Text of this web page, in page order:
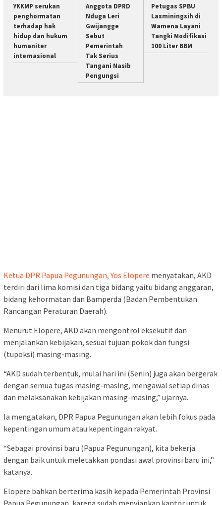
YKKMP serukan
penghormatan
terhadap hak
hidup dan hukum
humaniter
internasional
Anggota DPRD
Nduga Leri
Gwijangge
Sebut
Pemerintah
Tak Serius
Tangani Nasib
Pengungsi
Petugas SPBU
Lasminingsih di
Wamena Layani
Tangki Modifikasi
100 Liter BBM
Ketua DPR Papua Pegunungan, Yos Elopere menyatakan, AKD
terdiri dari lima komisi dan tiga bidang yaitu bidang anggaran,
bidang kehormatan dan Bamperda (Badan Pembentukan
Rancangan Peraturan Daerah).
Menurut Elopere, AKD akan mengontrol eksekutif dan
menjalankan kebijakan, sesuai tujuan pokok dan fungsi
(tupoksi) masing-masing.
“AKD sudah terbentuk, mulai hari ini (Senin) juga akan bergerak
dengan semua tugas masing-masing, mengawal setiap dinas
dan melaksanakan kebijakan masing-masing,” ujarnya.
Ia mengatakan, DPR Papua Pegunungan akan lebih fokus pada
kepentingan umum atau kepentingan rakyat.
“Sebagai provinsi baru (Papua Pegunungan), kita bekerja
dengan baik untuk meletakkan pondasi awal provinsi baru ini,”
katanya.
Elopere bahkan berterima kasih kepada Pemerintah Provinsi
Papua Pegunungan, karena sudah menyiapkan kantor untuk